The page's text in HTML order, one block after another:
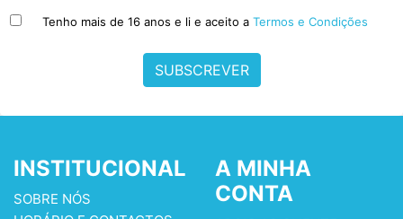
Tenho mais de 16 anos e li e aceito a Termos e Condições
SUBSCREVER
INSTITUCIONAL
SOBRE NÓS
A MINHA
CONTA